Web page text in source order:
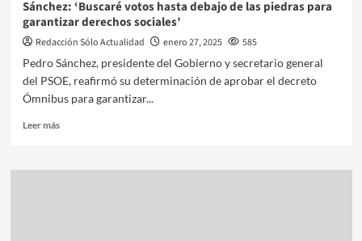
Sánchez: ‘Buscaré votos hasta debajo de las piedras para
garantizar derechos sociales’
Redacción Sólo Actualidad enero 27, 2025
585
Pedro Sánchez, presidente del Gobierno y secretario general
del PSOE, reafirmó su determinación de aprobar el decreto
Ómnibus para garantizar...
Leer más